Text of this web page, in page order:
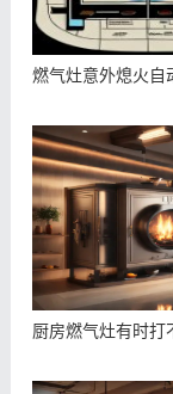
燃气灶意外熄火自
厨房燃气灶有时打